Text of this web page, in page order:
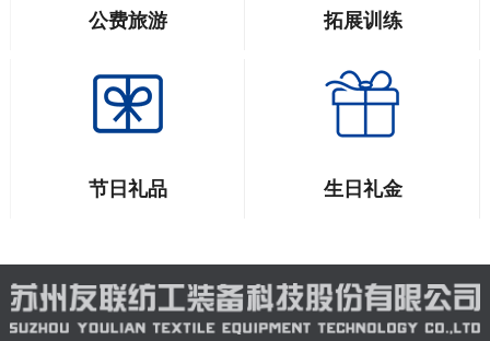
公费旅游 拓展训练
节日礼品 生日礼金